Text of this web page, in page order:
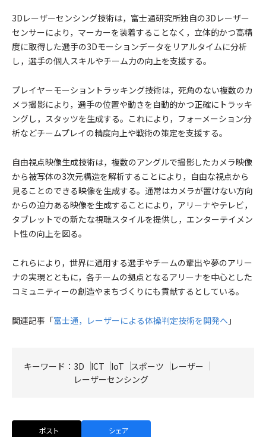
3Dレーザーセンシング技術は，富士通研究所独自の3Dレーザー
センサーにより，マーカーを装着することなく，立体的かつ高精
度に取得した選手の3Dモーションデータをリアルタイムに分析
し，選手の個人スキルやチーム力の向上を支援する。
プレイヤーモーショントラッキング技術は，死角のない複数のカ
メラ撮影により，選手の位置や動きを自動的かつ正確にトラッキ
ングし，スタッツを生成する。これにより，フォーメーション分
析などチームプレイの精度向上や戦術の策定を支援する。
自由視点映像生成技術は，複数のアングルで撮影したカメラ映像
から被写体の3次元構造を解析することにより，自由な視点から
見ることのできる映像を生成する。通常はカメラが置けない方向
からの迫力ある映像を生成することにより，アリーナやテレビ，
タブレットでの新たな視聴スタイルを提供し，エンターテイメン
ト性の向上を図る。
これらにより，世界に通用する選手やチームの輩出や夢のアリー
ナの実現とともに，各チームの拠点となるアリーナを中心とした
コミュニティーの創造やまちづくりにも貢献するとしている。
関連記事「富士通，レーザーによる体操判定技術を開発へ 」
キーワード： 3D ICT IoT スポーツ
レーザー
レーザーセンシング
ポスト シェア